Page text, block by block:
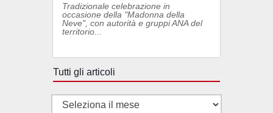
Tradizionale celebrazione in
occasione della "Madonna della
Neve", con autorità e gruppi ANA del
territorio...
Tutti gli articoli
Tutti